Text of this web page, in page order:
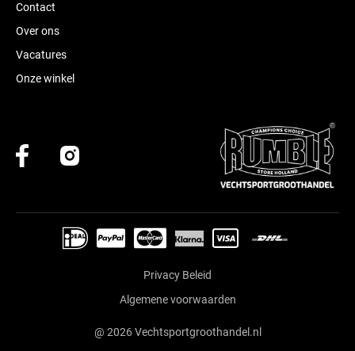
Contact
Over ons
Vacatures
Onze winkel
@ 2026 Vechtsportgroothandel.nl
Privacy Beleid
Algemene voorwaarden